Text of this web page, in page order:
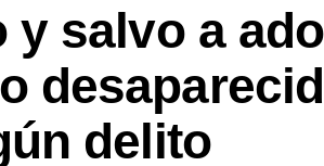
y salvo a
delito